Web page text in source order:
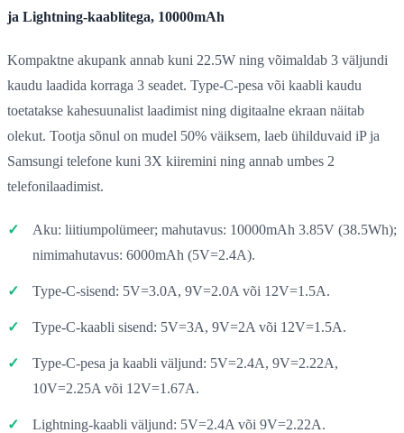
ja Lightning-kaablitega, 10000mAh
Kompaktne akupank annab kuni 22.5W ning võimaldab 3 väljundi
kaudu laadida korraga 3 seadet. Type-C-pesa või kaabli kaudu
toetatakse kahesuunalist laadimist ning digitaalne ekraan näitab
olekut. Tootja sõnul on mudel 50% väiksem, laeb ühilduvaid iP ja
Samsungi telefone kuni 3X kiiremini ning annab umbes 2
telefonilaadimist.
Aku: liitiumpolümeer; mahutavus: 10000mAh 3.85V (38.5Wh);
nimimahutavus: 6000mAh (5V=2.4A).
Type-C-sisend: 5V=3.0A, 9V=2.0A või 12V=1.5A.
Type-C-kaabli sisend: 5V=3A, 9V=2A või 12V=1.5A.
Type-C-pesa ja kaabli väljund: 5V=2.4A, 9V=2.22A,
10V=2.25A või 12V=1.67A.
Lightning-kaabli väljund: 5V=2.4A või 9V=2.22A.